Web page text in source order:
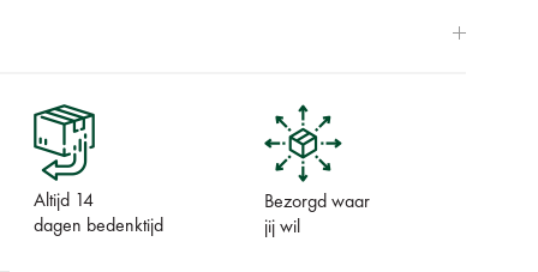
Altijd 14
dagen bedenktijd
Bezorgd waar
jij wil